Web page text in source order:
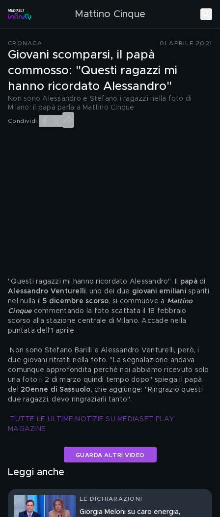
Mattino Cinque
CRONACA 01 APRILE 2021
Giovani scomparsi, il papà
commosso: "Questi ragazzi mi
hanno ricordato Alessandro"
Non sono Alessandro e Stefano i ragazzi nella foto di
Milano: il papà parla a Mattino Cinque
Condividi:
"Questi ragazzi mi hanno ricordato Alessandro". Il papà di
Alessandro Venturelli, uno dei due giovani emiliani spariti
nel nulla il 5 dicembre scorso, si commuove a Mattino
Cinque commentando la foto scattata il 18 febbraio
scorso alla stazione centrale di Milano. Accade nella
puntata dell'1 aprile.
due giovani ritratti nella foto. "La segnalazione andava
comunque approfondita perché noi abbiamo ricevuto solo
una foto il 2 di marzo quindi tempo dopo" spiega il papà
del
20enne di Sassuolo, che aggiunge: "Ringrazio questi
due ragazzi, devo ringraziarli tanto".
TUTTE LE ULTIME NOTIZIE SU MEDIASET PLAY
MAGAZINE
GUARDA ALTRI VIDEO
Leggi anche
LE DICHIARAZIONI
Giorgia Meloni su caro energia,